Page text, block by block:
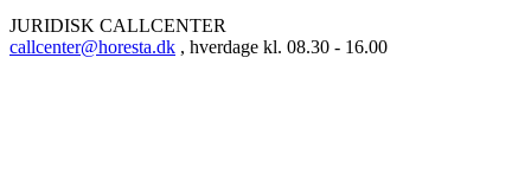
JURIDISK CALLCENTER
callcenter@horesta.dk , hverdage kl. 08.30 - 16.00